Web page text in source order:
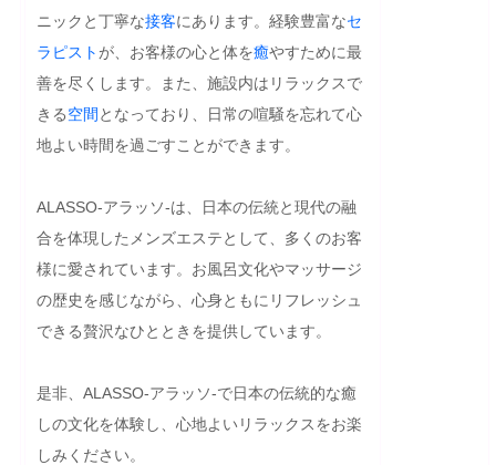
ニックと丁寧な接客にあります。経験豊富なセ
ラピスト が、お客様の心と体を癒やすために最
善を尽くします。また、施設内はリラックスで
きる空間 となっており、日常の喧騒を忘れて心
地よい時間を過ごすことができます。
ALASSO-アラッソ-は、日本の伝統と現代の融
合を体現したメンズエステとして、多くのお客
様に愛されています。お風呂文化やマッサージ
の歴史を感じながら、心身ともにリフレッシュ
できる贅沢なひとときを提供しています。
是非、ALASSO-アラッソ-で日本の伝統的な癒
しの文化を体験し、心地よいリラックスをお楽
しみください。